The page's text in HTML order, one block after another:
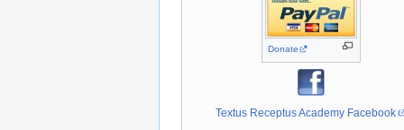
Donate
Textus Receptus Academy Facebook